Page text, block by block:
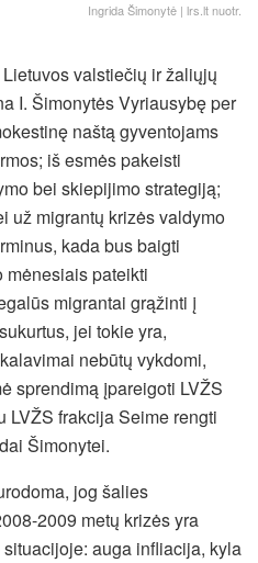
Ingrida Šimonytė | lrs.lt nuotr.
valstiečių ir žaliųjų
I. Šimonytės Vyriausybę per
naštą gyventojams
iš esmės pakeisti
bei skiepijimo strategiją;
už migrantų krizės valdymo
kada bus baigti
mėnesiais pateikti
migrantai grąžinti į
jei tokie yra,
nebūtų vykdomi,
sprendimą įpareigoti LVŽS
LVŽS frakcija Seime rengti
Šimonytei.
jog šalies
2009 metų krizės yra
auga infliacija, kyla